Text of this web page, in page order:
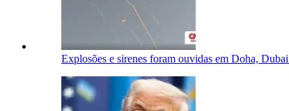
Explosões e sirenes foram ouvidas em Doha,